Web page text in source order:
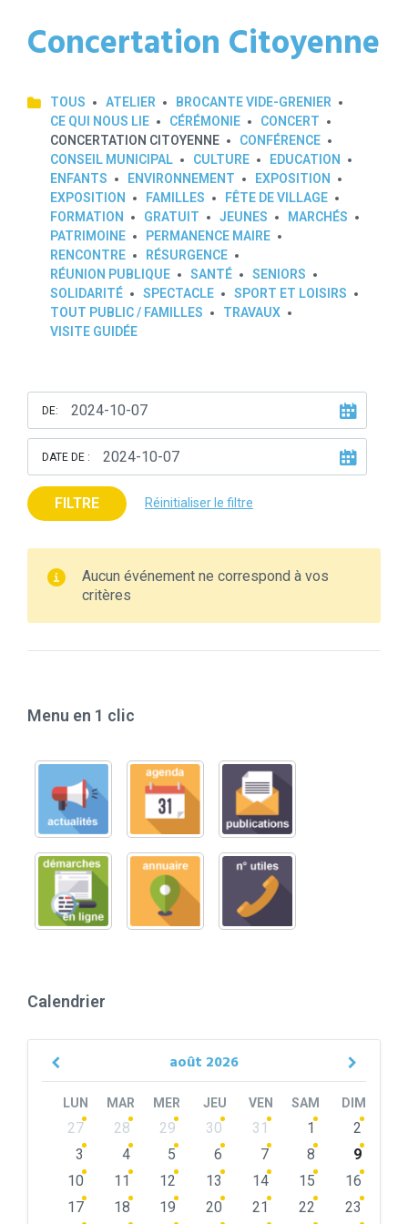
Concertation Citoyenne
TOUS ATELIER
BROCANTE VIDE-GRENIER
CE QUI NOUS LIE
CÉRÉMONIE
CONCERT
CONCERTATION CITOYENNE
CONFÉRENCE
CONSEIL MUNICIPAL
CULTURE
EDUCATION
ENFANTS
ENVIRONNEMENT
EXPOSITION
EXPOSITION
FAMILLES
FÊTE DE VILLAGE
FORMATION
GRATUIT JEUNES
MARCHÉS
PATRIMOINE
PERMANENCE MAIRE
RENCONTRE
RÉSURGENCE
RÉUNION PUBLIQUE
SANTÉ
SENIORS
SOLIDARITÉ
SPECTACLE
SPORT ET LOISIRS
TOUT PUBLIC / FAMILLES
TRAVAUX
VISITE GUIDÉE
DE:
DATE DE :
FILTRE Réinitialiser le filtre
Aucun événement ne correspond à vos
critères
Menu en 1 clic
Calendrier
août 2026
Previous
LUN MAR MER JEU VEN SAM DIM
Skip
calendar
27 28 29 30 31 1
2
3
4 5 6 7 8
9
10
11 12 13 14 15
16
17
18 19 20 21 22
23